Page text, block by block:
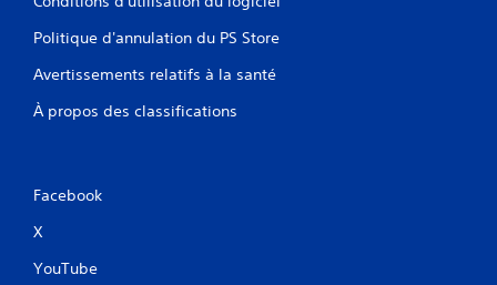
Politique d'annulation du PS Store
Avertissements relatifs à la santé
À propos des classifications
Facebook
X
YouTube